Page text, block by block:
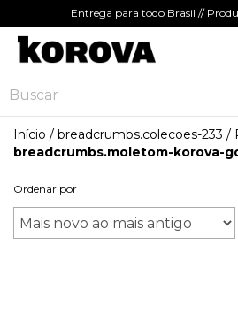
Entrega para todo Brasil //
Início / breadcrumbs.colecoes-233 /
breadcrumbs.moletom-korova-
Ordenar por